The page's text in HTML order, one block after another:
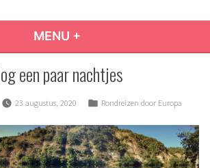
MENU +
een paar nachtjes
23 augustus, 2020
Posted
Rondreizen door Europa